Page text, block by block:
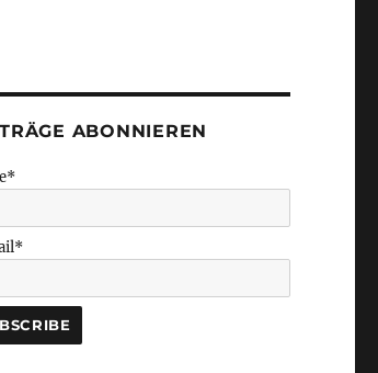
ABONNIEREN